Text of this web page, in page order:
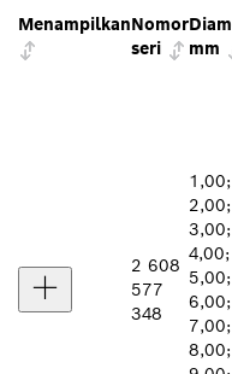
MenampilkanNomor
seri
mm
2 608
577
348
1,00;
2,00;
3,00;
4,00;
5,00;
6,00;
7,00;
8,00;